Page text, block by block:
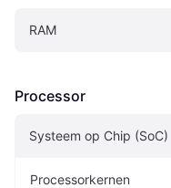
RAM
Processor
Systeem op Chip (SoC)
Processorkernen